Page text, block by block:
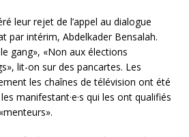
leur rejet de l’appel au dialogue
par intérim, Abdelkader Bensalah.
gang», «Non aux élections
lit-on sur des pancartes. Les
les chaînes de télévision ont été
manifestant·e·s qui les ont qualifiés